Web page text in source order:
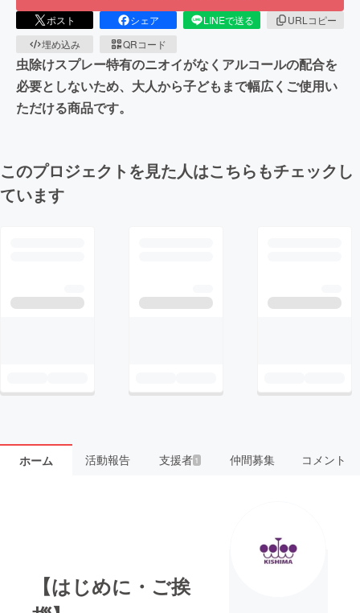
ポスト シェア LINEで送る
URLコピー
埋め込み
QRコード
虫除けスプレー特有のニオイがなくアルコールの配合を
必要としないため、大人から子どもまで幅広くご使用い
ただける商品です。
このプロジェクトを見た人はこちらもチェックし
ています
ホーム 活動報告 支援者 1 仲間募集 コメント
【はじめに・ご挨